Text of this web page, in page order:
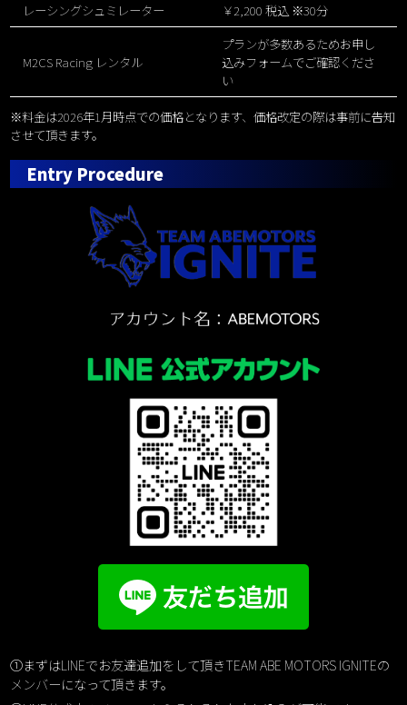
レーシングシュミレーター
￥2,200 税込 ※30分
M2CS Racing レンタル
プランが多数あるためお申し
込みフォームでご確認くださ
い
料金は2026年1月時点での価格となります、価格改定の際は事前に告知
させて頂きます。
Entry Procedure
①まずはLINEでお友達追加をして頂きTEAM ABE MOTORS IGNITEの
メンバーになって頂きます。